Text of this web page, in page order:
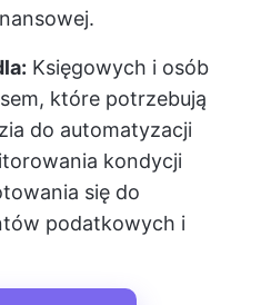
Księgowych i osób
które potrzebują
do automatyzacji
kondycji
się do
podatkowych i